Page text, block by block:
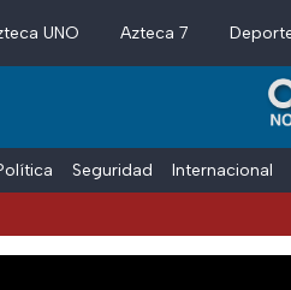
UNO Azteca 7
Seguridad Internacional